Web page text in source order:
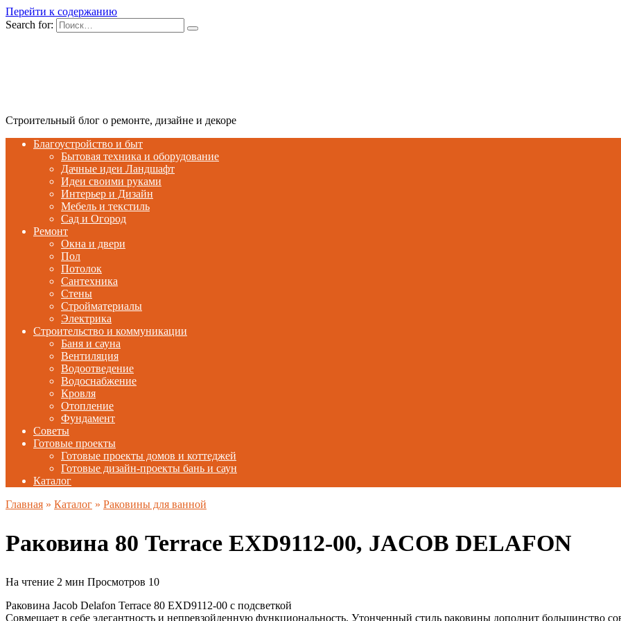
Перейти к содержанию
Search for:
Строительный блог о ремонте, дизайне и декоре
Благоустройство и быт
Бытовая техника и оборудование
Дачные идеи Ландшафт
Идеи своими руками
Интерьер и Дизайн
Мебель и текстиль
Сад и Огород
Ремонт
Окна и двери
Пол
Потолок
Сантехника
Стены
Стройматериалы
Электрика
Строительство и коммуникации
Баня и сауна
Вентиляция
Водоотведение
Водоснабжение
Кровля
Отопление
Фундамент
Советы
Готовые проекты
Готовые проекты домов и коттеджей
Готовые дизайн-проекты бань и саун
Каталог
Главная » Каталог » Раковины для ванной
Раковина 80 Terrace EXD9112-00, JACOB DELAFON
На чтение 2 мин Просмотров 10
Раковина Jacob Delafon Terrace 80 EXD9112-00 с подсветкой
Совмещает в себе элегантность и непревзойденную функциональность. Утонченный стиль раковины дополнит большинство